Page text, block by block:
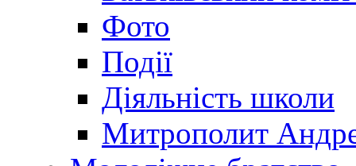
Фото
Події
Діяльність школи
Митрополит